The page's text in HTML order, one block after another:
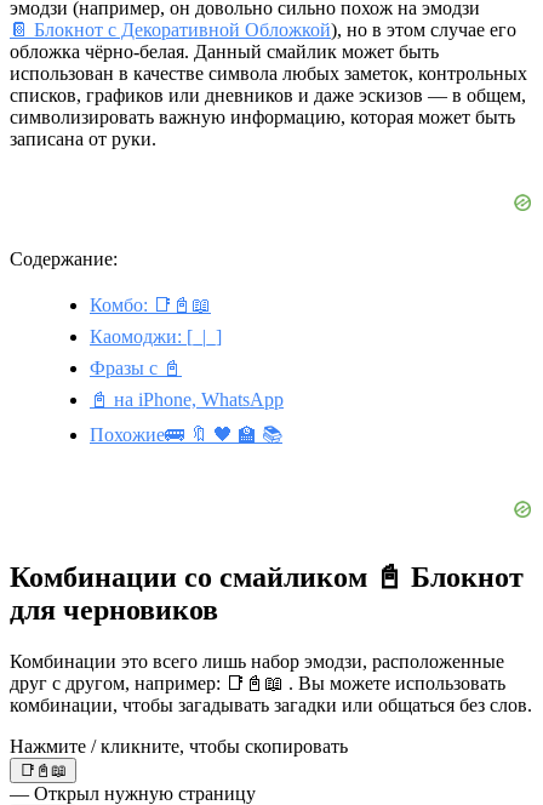
эмодзи (например, он довольно сильно похож на эмодзи
📔 Блокнот с Декоративной Обложкой), но в этом случае его
обложка чёрно-белая. Данный смайлик может быть
использован в качестве символа любых заметок, контрольных
списков, графиков или дневников и даже эскизов — в общем,
символизировать важную информацию, которая может быть
записана от руки.
Содержание:
Комбо: 📑📓📖
Каомоджи: [_|_]
Фразы с 📓
📓 на iPhone, WhatsApp
Похожие🚌 🔖 🖤 🏫 📚
Комбинации со смайликом 📓 Блокнот
для черновиков
Комбинации это всего лишь набор эмодзи, расположенные
друг с другом, например: 📑📓📖 . Вы можете использовать
комбинации, чтобы загадывать загадки или общаться без слов.
Нажмите / кликните, чтобы скопировать
📑📓📖
— Открыл нужную страницу